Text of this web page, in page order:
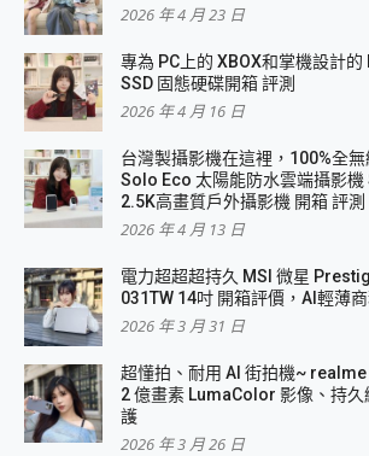
2026 年 4 月 23 日
專為 PC上的 XBOX和掌機設計
SSD 固態硬碟開箱 評測
2026 年 4 月 16 日
台灣製攝影機在這裡，100%全
Solo Eco 太陽能防水雲端攝影
2.5K高畫質戶外攝影機 開箱 評測
2026 年 4 月 13 日
電力超超超持久 MSI 微星
031TW 14吋 開箱評價，AI輕薄
2026 年 3 月 31 日
超懂拍、耐用 AI 街拍機~
2 億畫素 LumaColor 影像、持久
護
2026 年 3 月 26 日